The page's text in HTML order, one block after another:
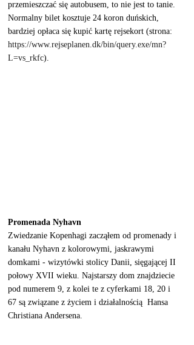
przemieszczać się autobusem, to nie jest to tanie.
Normalny bilet kosztuje 24 koron duńskich,
bardziej opłaca się kupić kartę rejsekort (strona:
https://www.rejseplanen.dk/bin/query.exe/mn?
L=vs_rkfc).
Promenada Nyhavn
Zwiedzanie Kopenhagi zacząłem od promenady i
kanału Nyhavn z kolorowymi, jaskrawymi
domkami - wizytówki stolicy Danii, sięgającej II
połowy XVII wieku. Najstarszy dom znajdziecie
pod numerem 9, z kolei te z cyferkami 18, 20 i
67 są związane z życiem i działalnością  Hansa
Christiana Andersena.